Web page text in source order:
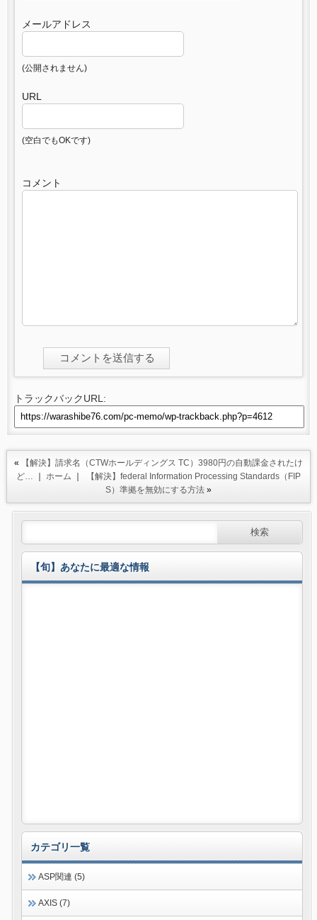
メールアドレス
(公開されません)
URL
(空白でもOKです)
コメント
トラックバックURL:
«
【解決】請求名（CTWホールディングス TC）3980円の自動課金されたけ
ど…
ホーム
【解決】federal Information Processing Standards（FIP
S）準拠を無効にする方法»
【旬】あなたに最適な情報
カテゴリ一覧
ASP関連 (5)
AXIS (7)